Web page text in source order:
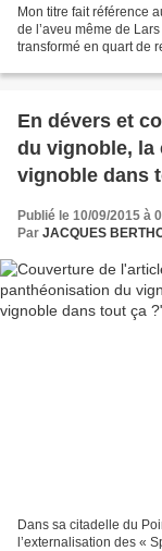
Mon titre fait référence
de l’aveu même de
transformé en quart de
En dévers et
du vignoble, la
vignoble dans
Publié le 10/09/2015 à
Par JACQUES
Dans sa citadelle du
l’externalisation des «